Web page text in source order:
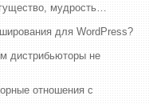
мудрость…
для WordPress?
дистрибьюторы не
отношения с